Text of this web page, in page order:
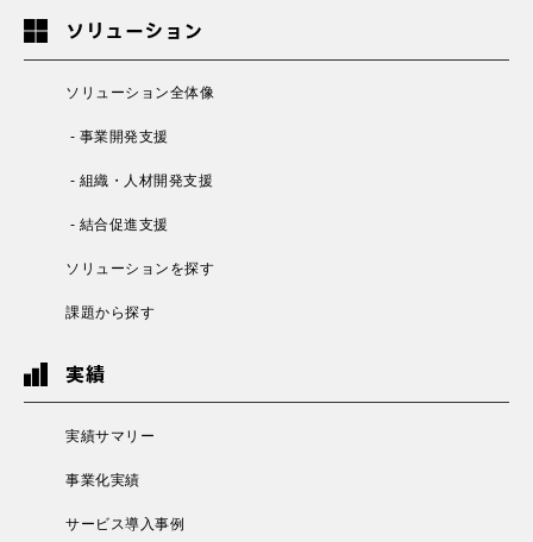
ソリューション
ソリューション全体像
- 事業開発支援
- 組織・人材開発支援
- 結合促進支援
ソリューションを探す
課題から探す
実績
実績サマリー
事業化実績
サービス導入事例